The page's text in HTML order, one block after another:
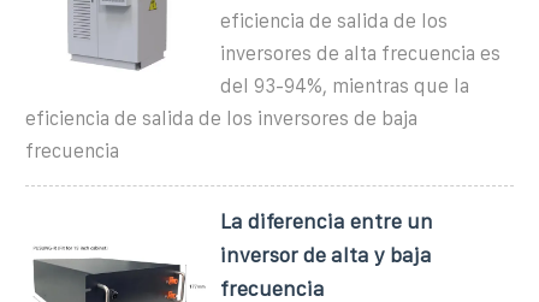
eficiencia de salida de los
inversores de alta frecuencia es
del 93-94%, mientras que la
eficiencia de salida de los inversores de baja
frecuencia
La diferencia entre un
inversor de alta y baja
frecuencia